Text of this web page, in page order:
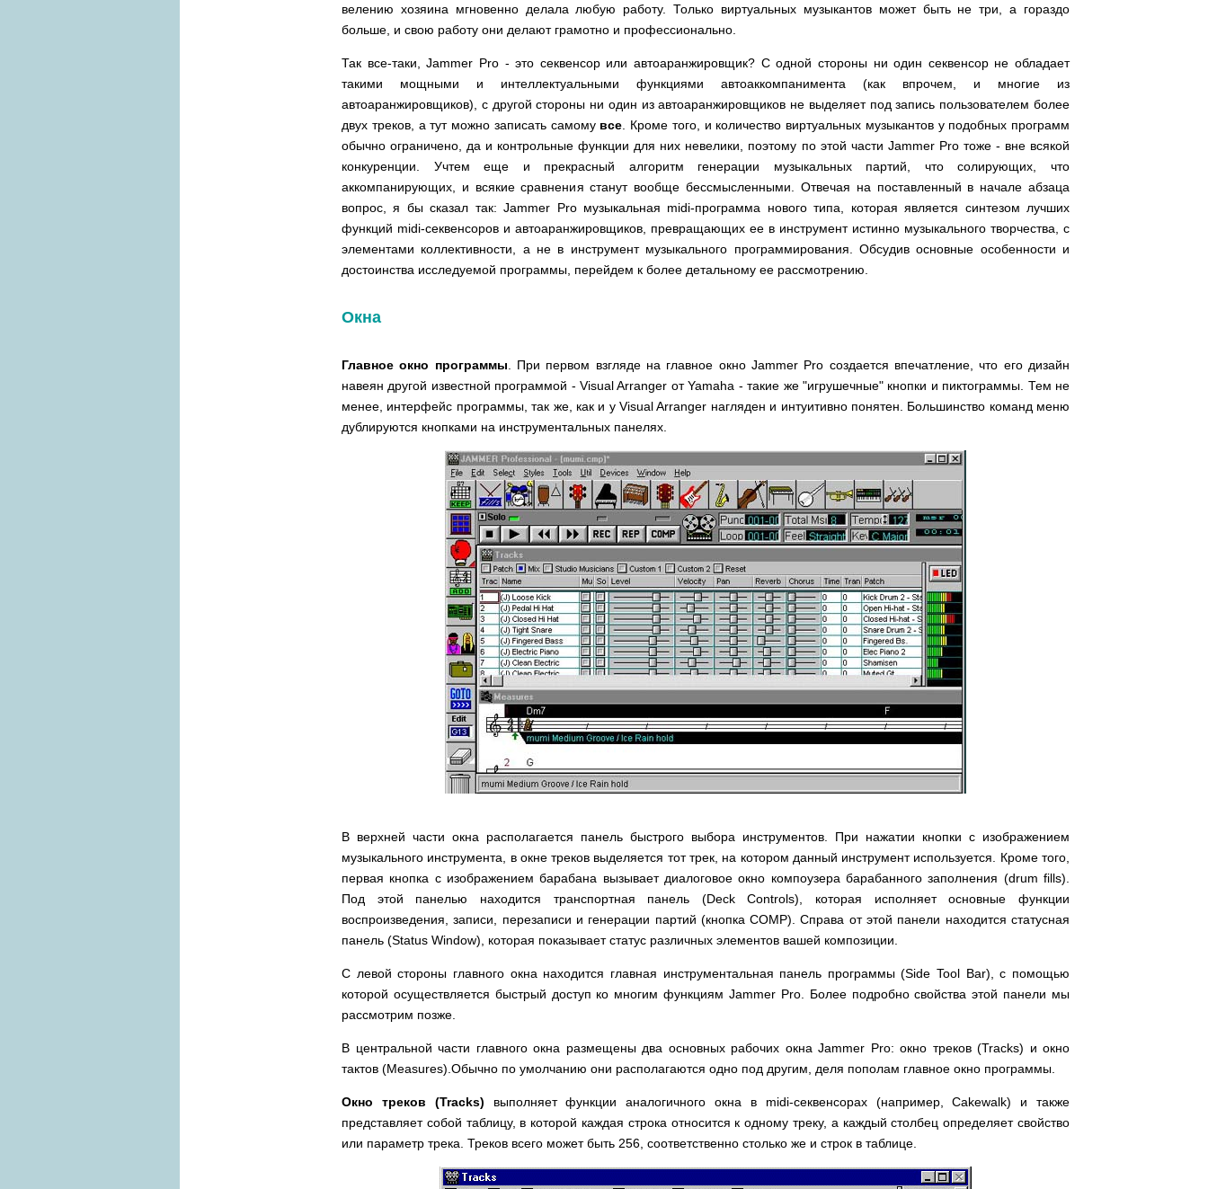
велению хозяина мгновенно делала любую работу. Только виртуальных музыкантов может быть не три, а гораздо
больше, и свою работу они делают грамотно и профессионально.
Так все-таки, Jammer Pro - это секвенсор или автоаранжировщик? С одной стороны ни один секвенсор не обладает
такими мощными и интеллектуальными функциями автоаккомпанимента (как впрочем, и многие из
автоаранжировщиков), с другой стороны ни один из автоаранжировщиков не выделяет под запись пользователем более
двух треков, а тут можно записать самому все . Кроме того, и количество виртуальных музыкантов у подобных программ
обычно ограничено, да и контрольные функции для них невелики, поэтому по этой части Jammer Pro тоже - вне всякой
конкуренции. Учтем еще и прекрасный алгоритм генерации музыкальных партий, что солирующих, что
аккомпанирующих, и всякие сравнения станут вообще бессмысленными. Отвечая на поставленный в начале абзаца
вопрос, я бы сказал так: Jammer Pro музыкальная midi-программа нового типа, которая является синтезом лучших
функций midi-секвенсоров и автоаранжировщиков, превращающих ее в инструмент истинно музыкального творчества, с
элементами коллективности, а не в инструмент музыкального программирования. Обсудив основные особенности и
достоинства исследуемой программы, перейдем к более детальному ее рассмотрению.
Окна
Главное окно программы . При первом взгляде на главное окно Jammer Pro создается впечатление, что его дизайн
навеян другой известной программой - Visual Arranger от Yamaha - такие же "игрушечные" кнопки и пиктограммы. Тем не
менее, интерфейс программы, так же, как и у Visual Arranger нагляден и интуитивно понятен. Большинство команд меню
дублируются кнопками на инструментальных панелях.
В верхней части окна располагается панель быстрого выбора инструментов. При нажатии кнопки с изображением
музыкального инструмента, в окне треков выделяется тот трек, на котором данный инструмент используется. Кроме того,
первая кнопка с изображением барабана вызывает диалоговое окно компоузера барабанного заполнения (drum fills).
Под этой панелью находится транспортная панель (Deck Controls), которая исполняет основные функции
воспроизведения, записи, перезаписи и генерации партий (кнопка COMP). Справа от этой панели находится статусная
панель (Status Window), которая показывает статус различных элементов вашей композиции.
С левой стороны главного окна находится главная инструментальная панель программы (Side Tool Bar), с помощью
которой осуществляется быстрый доступ ко многим функциям Jammer Pro. Более подробно свойства этой панели мы
рассмотрим позже.
В центральной части главного окна размещены два основных рабочих окна Jammer Pro: окно треков (Tracks) и окно
тактов (Measures).Обычно по умолчанию они располагаются одно под другим, деля пополам главное окно программы.
Окно треков (Tracks) выполняет функции аналогичного окна в midi-секвенсорах (например, Cakewalk) и также
представляет собой таблицу, в которой каждая строка относится к одному треку, а каждый столбец определяет свойство
или параметр трека. Треков всего может быть 256, соответственно столько же и строк в таблице.